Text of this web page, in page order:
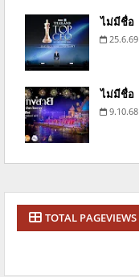
ไม่มีชื่อ
25.6.69
ไม่มีชื่อ
9.10.68
TOTAL PAGEVIEWS